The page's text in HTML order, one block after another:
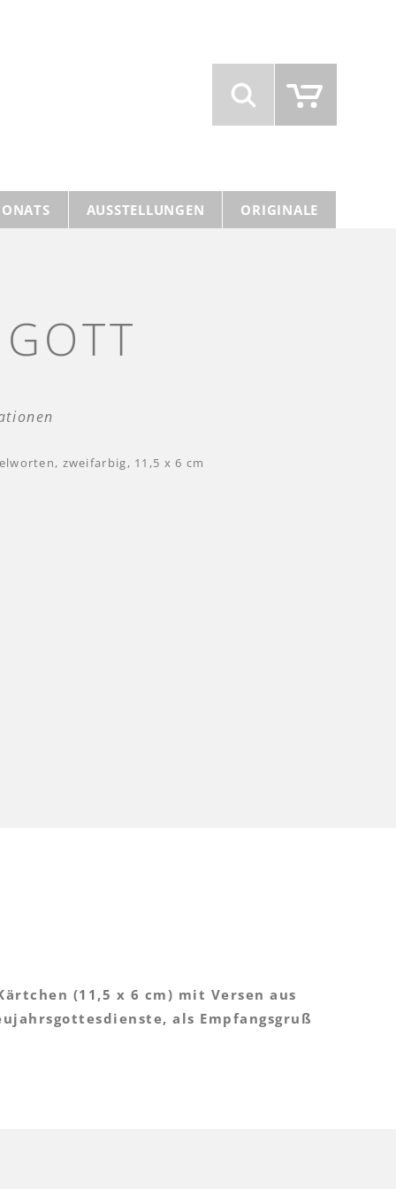
AUSSTELLUNGEN ORIGINALE
zweifarbig, 11,5 x 6 cm
(11,5 x 6 cm) mit Versen aus
als Empfangsgruß